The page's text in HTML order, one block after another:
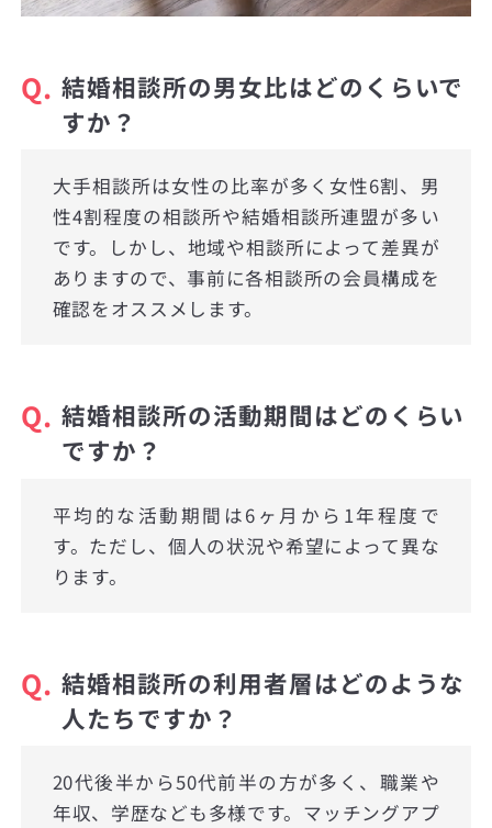
Q. 結婚相談所の男女比はどのくらいで
すか？
大手相談所は女性の比率が多く女性6割、男
性4割程度の相談所や結婚相談所連盟が多い
です。しかし、地域や相談所によって差異が
ありますので、事前に各相談所の会員構成を
確認をオススメします。
Q. 結婚相談所の活動期間はどのくらい
ですか？
平均的な活動期間は6ヶ月から1年程度で
す。ただし、個人の状況や希望によって異な
ります。
Q. 結婚相談所の利用者層はどのような
人たちですか？
20代後半から50代前半の方が多く、職業や
年収、学歴なども多様です。マッチングアプ